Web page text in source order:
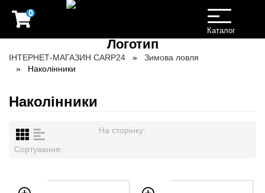
0
Toggle
navigation
Каталог
ІНТЕРНЕТ-МАГАЗИН CARP24
Зимова ловля
Наколінники
Наколінники
На сторінку:
Сортування: